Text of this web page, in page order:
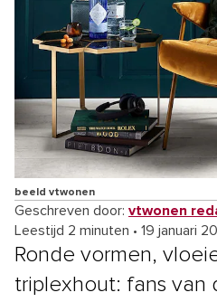
beeld vtwonen
Geschreven door: vtwonen
Leestijd 2 minuten • 19 januari
Ronde vormen,
triplexhout: fans van